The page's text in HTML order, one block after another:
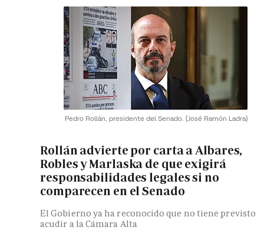
Pedro Rollán, presidente del Senado. (José Ramón Ladra)
Rollán advierte por carta a Albares,
Robles y Marlaska de que exigirá
responsabilidades legales si no
comparecen en el Senado
El Gobierno ya ha reconocido que no tiene previsto
acudir a la Cámara Alta